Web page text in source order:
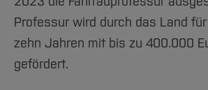
Professur wird durch das Land
zehn Jahren mit bis zu 400.000
gefördert.